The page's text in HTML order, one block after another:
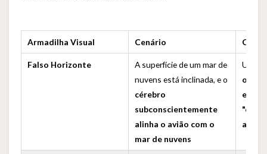
Armadilha Visual Cenário
Falso Horizonte
A superfície de um mar de
nuvens está inclinada, e o
cérebro
subconscientemente
alinha o avião com o
mar de nuvens
Um
em